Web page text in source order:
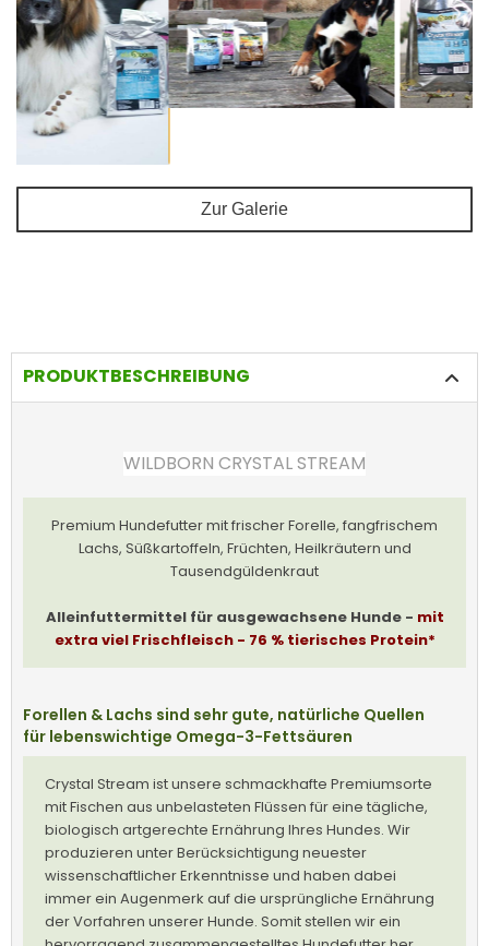
Zur Galerie
PRODUKTBESCHREIBUNG
WILDBORN CRYSTAL STREAM
Premium Hundefutter mit frischer Forelle, fangfrischem
Lachs, Süßkartoffeln, Früchten, Heilkräutern und
Tausendgüldenkraut
Alleinfuttermittel für ausgewachsene Hunde - mit
extra viel Frischfleisch - 76 % tierisches Protein*
Forellen & Lachs sind sehr gute, natürliche Quellen
für lebenswichtige Omega-3-Fettsäuren
Crystal Stream ist unsere schmackhafte Premiumsorte
mit Fischen aus unbelasteten Flüssen für eine tägliche,
biologisch artgerechte Ernährung Ihres Hundes. Wir
produzieren unter Berücksichtigung neuester
wissenschaftlicher Erkenntnisse und haben dabei
immer ein Augenmerk auf die ursprüngliche Ernährung
der Vorfahren unserer Hunde. Somit stellen wir ein